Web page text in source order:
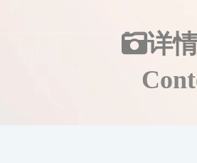
详